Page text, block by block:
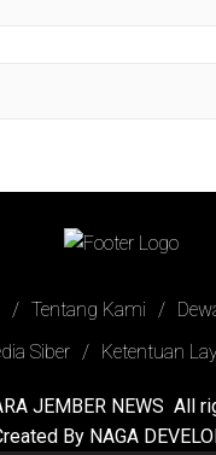
Tentang Kami
Siber
Ketentuan
JEMBER NEWS All
By NAGA